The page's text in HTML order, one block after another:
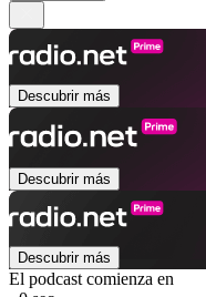
Descubrir más
Descubrir más
Descubrir más
El podcast comienza en